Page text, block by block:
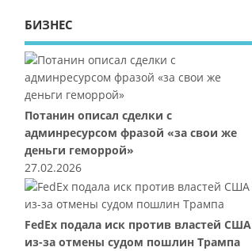
БИЗНЕС
Потанин описал сделки с
админресурсом фразой «за свои же
деньги геморрой»
27.02.2026
FedEx подала иск против властей США
из-за отмены судом пошлин Трампа